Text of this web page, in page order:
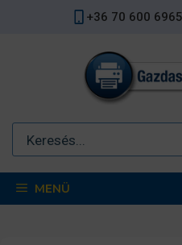
+36 70 600 6965
MENÜ